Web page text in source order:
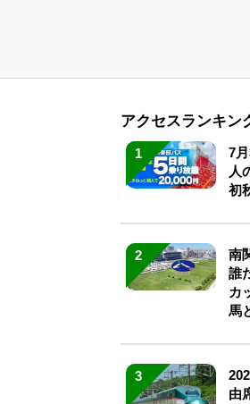
アクセスランキン
1
7
人
初
2
南
誰
カ
馬
3
由